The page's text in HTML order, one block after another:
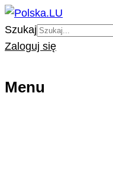
Szukaj
Zaloguj się
Menu